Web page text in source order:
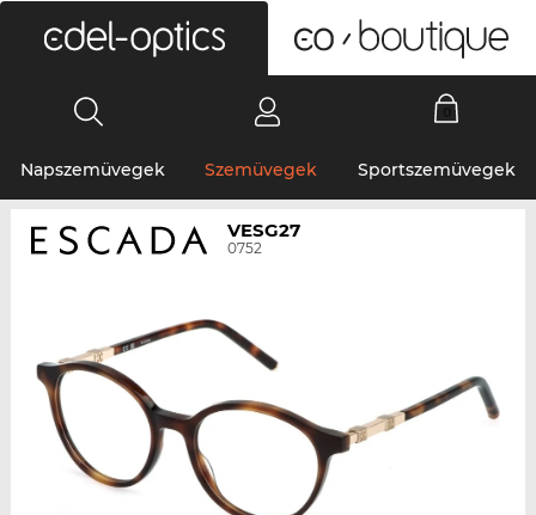
Napszemüvegek Szemüvegek Sportszemüvegek
VESG27
0752